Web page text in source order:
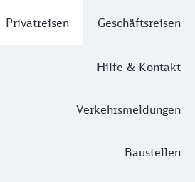
Privatreisen Geschäftsreisen
Hilfe & Kontakt
Verkehrsmeldungen
Baustellen